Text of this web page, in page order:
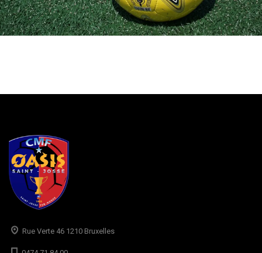
Rue Verte 46 1210 Bruxelles